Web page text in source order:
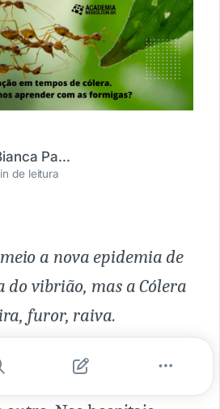
Fernanda Bianca Paes Gulinelli
de leitura
a nova epidemia de
do vibrião, mas a Cólera
furor, raiva.
os ânimos se